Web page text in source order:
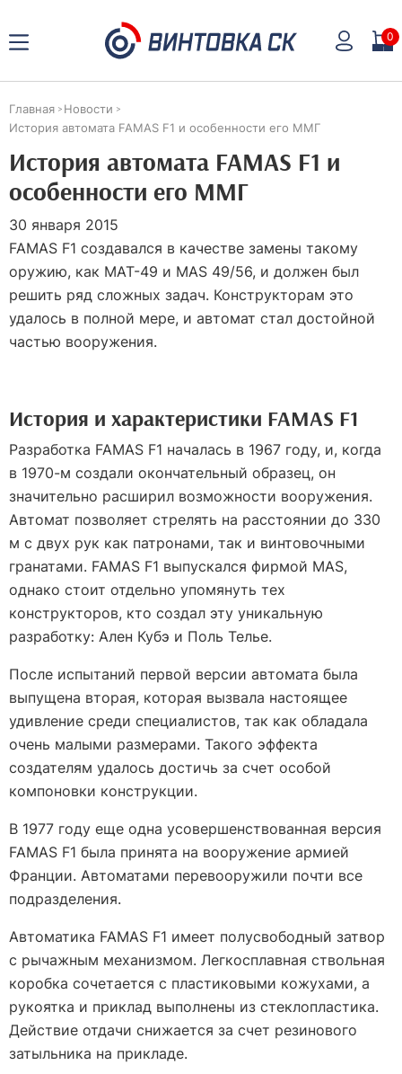
0
Главная
Новости
История автомата FAMAS F1 и особенности его ММГ
История автомата FAMAS F1 и
особенности его ММГ
30 января 2015
FAMAS F1 создавался в качестве замены такому
оружию, как MAT-49 и МАS 49/56, и должен был
решить ряд сложных задач. Конструкторам это
удалось в полной мере, и автомат стал достойной
частью вооружения.
История и характеристики FAMAS F1
Разработка FAMAS F1 началась в 1967 году, и, когда
в 1970-м создали окончательный образец, он
значительно расширил возможности вооружения.
Автомат позволяет стрелять на расстоянии до 330
м с двух рук как патронами, так и винтовочными
гранатами. FAMAS F1 выпускался фирмой MAS,
однако стоит отдельно упомянуть тех
конструкторов, кто создал эту уникальную
разработку: Ален Кубэ и Поль Телье.
После испытаний первой версии автомата была
выпущена вторая, которая вызвала настоящее
удивление среди специалистов, так как обладала
очень малыми размерами. Такого эффекта
создателям удалось достичь за счет особой
компоновки конструкции.
В 1977 году еще одна усовершенствованная версия
FAMAS F1 была принята на вооружение армией
Франции. Автоматами перевооружили почти все
подразделения.
Автоматика FAMAS F1 имеет полусвободный затвор
с рычажным механизмом. Легкосплавная ствольная
коробка сочетается с пластиковыми кожухами, а
рукоятка и приклад выполнены из стеклопластика.
Действие отдачи снижается за счет резинового
затыльника на прикладе.